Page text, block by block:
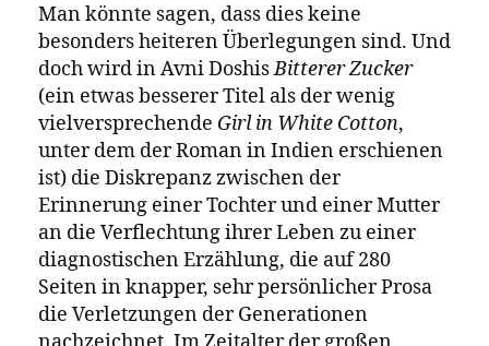
Man könnte sagen, dass dies keine
besonders heiteren Überlegungen sind. Und
doch wird in Avni DoshisBitterer Zucker
(ein etwas besserer Titel als der wenig
vielversprechende Girl in White Cotton,
unter dem der Roman in Indien erschienen
ist) die Diskrepanz zwischen der
Erinnerung einer Tochter und einer Mutter
an die Verflechtung ihrer Leben zu einer
diagnostischen Erzählung, die auf 280
Seiten in knapper, sehr persönlicher Prosa
die Verletzungen der Generationen